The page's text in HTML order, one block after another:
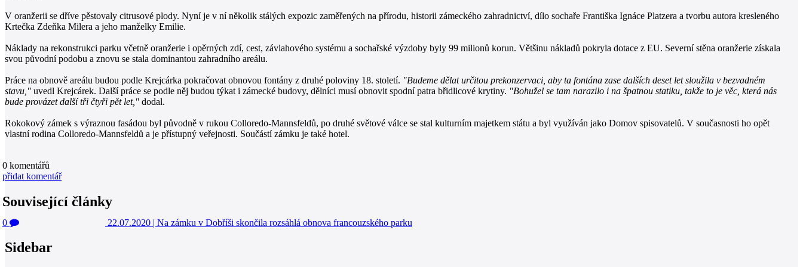
V oranžerii se dříve pěstovaly citrusové plody. Nyní je v ní několik stálých expozic zaměřených na přírodu, historii zámeckého zahradnictví, dílo sochaře Františka Ignáce Platzera a tvorbu autora kresleného
Krtečka Zdeňka Milera a jeho manželky Emilie.
Náklady na rekonstrukci parku včetně oranžerie i opěrných zdí, cest, závlahového systému a sochařské výzdoby byly 99 milionů korun. Většinu nákladů pokryla dotace z EU. Severní stěna oranžerie získala
svou původní podobu a znovu se stala dominantou zahradního areálu.
Práce na obnově areálu budou podle Krejcárka pokračovat obnovou fontány z druhé poloviny 18. století. "Budeme dělat určitou prekonzervaci, aby ta fontána zase dalších deset let sloužila v bezvadném
stavu," uvedl Krejcárek. Další práce se podle něj budou týkat i zámecké budovy, dělníci musí obnovit spodní patra břidlicové krytiny. "Bohužel se tam narazilo i na špatnou statiku, takže to je věc, která nás
bude provázet další tři čtyři pět let," dodal.
Rokokový zámek s výraznou fasádou byl původně v rukou Colloredo-Mannsfeldů, po druhé světové válce se stal kulturním majetkem státu a byl využíván jako Domov spisovatelů. V současnosti ho opět
vlastní rodina Colloredo-Mannsfeldů a je přístupný veřejnosti. Součástí zámku je také hotel.
0 komentářů
přidat komentář
Související články
0 22.07.2020 | Na zámku v Dobříši skončila rozsáhlá obnova francouzského parku
Sidebar